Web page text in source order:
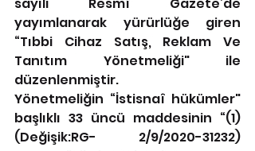
yayımlanarak yürürlüğe giren
“Tıbbi Cihaz Satış, Reklam Ve
Tanıtım Yönetmeliği" ile
düzenlenmiştir.
Yönetmeliğin “İstisnaî hükümler"
başlıklı 33 üncü maddesinin “(1)
(Değişik:RG- 2/9/2020-31232)